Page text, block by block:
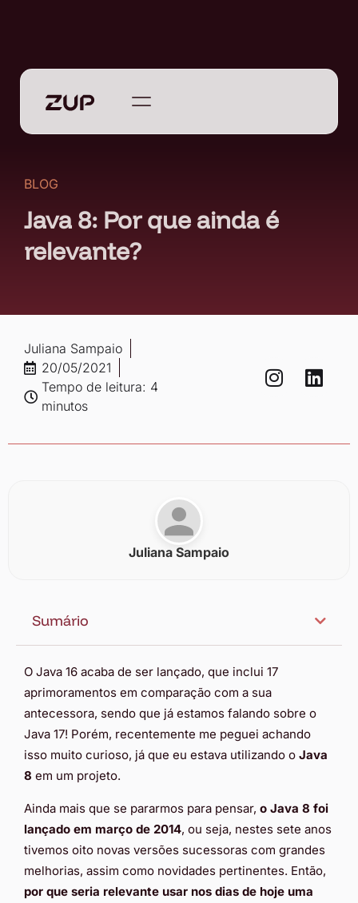
BLOG
Java 8: Por que ainda é
relevante?
Juliana Sampaio
20/05/2021
Tempo de leitura: 4
minutos
O Java 16 acaba de ser lançado, que inclui 17
aprimoramentos em comparação com a sua
antecessora, sendo que já estamos falando sobre o
Java 17! Porém, recentemente me peguei achando
isso muito curioso, já que eu estava utilizando o Java
8 em um projeto.
Ainda mais que se pararmos para pensar, o Java 8 foi
lançado em março de 2014, ou seja, nestes sete anos
tivemos oito novas versões sucessoras com grandes
melhorias, assim como novidades pertinentes. Então,
por que seria relevante usar nos dias de hoje uma
Juliana Sampaio
Sumário